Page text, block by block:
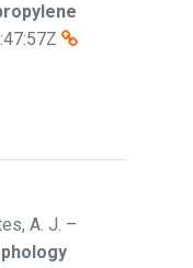
A. J. –